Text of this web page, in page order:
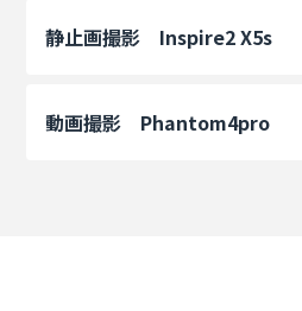
静止画撮影 Inspire2 X5s
動画撮影 Phantom4pro